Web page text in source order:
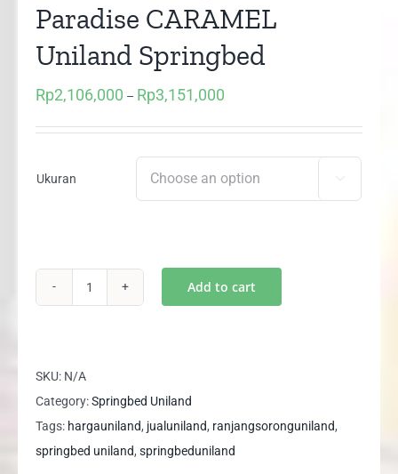
Paradise CARAMEL
Uniland Springbed
Rp2,106,000 – Rp3,151,000
Ukuran 
Paradise
CARAMEL
Uniland
Add to cart
SKU: N/A
Category:Springbed Uniland
Tags: hargauniland, jualuniland, ranjangsoronguniland,
springbed uniland, springbeduniland